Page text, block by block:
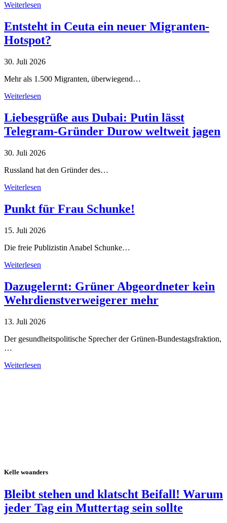
Weiterlesen
Entsteht in Ceuta ein neuer Migranten-
Hotspot?
30. Juli 2026
Mehr als 1.500 Migranten, überwiegend…
Weiterlesen
Liebesgrüße aus Dubai: Putin lässt
Telegram-Gründer Durow weltweit jagen
30. Juli 2026
Russland hat den Gründer des…
Weiterlesen
Punkt für Frau Schunke!
15. Juli 2026
Die freie Publizistin Anabel Schunke…
Weiterlesen
Dazugelernt: Grüner Abgeordneter kein
Wehrdienstverweigerer mehr
13. Juli 2026
Der gesundheitspolitische Sprecher der Grünen-Bundestagsfraktion,
…
Weiterlesen
Kelle woanders
Bleibt stehen und klatscht Beifall! Warum
jeder Tag ein Muttertag sein sollte